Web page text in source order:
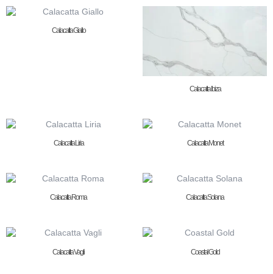
Calacatta Giallo
Calacatta Ibiza
Calacatta Liria Calacatta Monet
Calacatta Roma Calacatta Solana
Calacatta Vagli Coastal Gold